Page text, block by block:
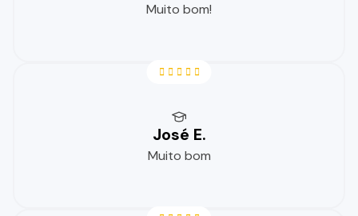
Muito bom!
José E.
Muito bom